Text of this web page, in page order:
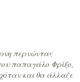
περνώντας
παπαγάλο Φρίξο,
και θα άλλαζε